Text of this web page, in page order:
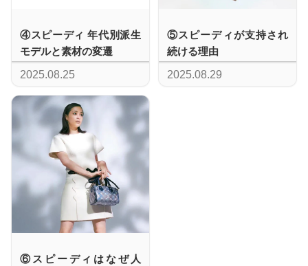
④スピーディ 年代別派生
モデルと素材の変遷
2025.08.25
⑤スピーディが支持され
続ける理由
2025.08.29
⑥スピーディはなぜ人